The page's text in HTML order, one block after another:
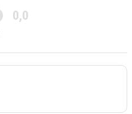
0,0